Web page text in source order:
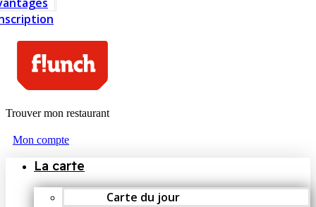
Trouver mon restaurant
Mon compte
La carte
Carte du jour